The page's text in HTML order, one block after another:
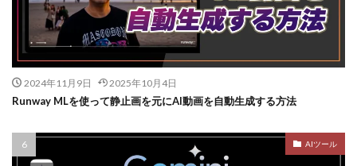
2024年11月9日 2025年10月4日
Runway MLを使って静止画を元にAI動画を自動生成する方法
AIツール